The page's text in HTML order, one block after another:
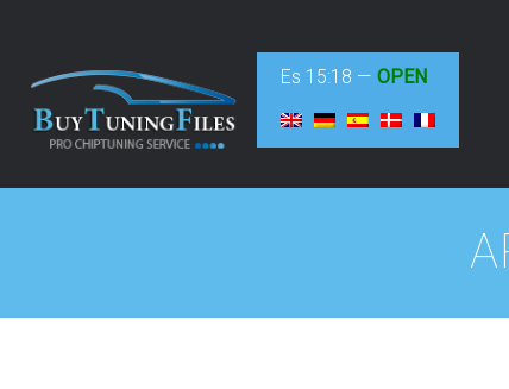
Es 15:18 — OPEN